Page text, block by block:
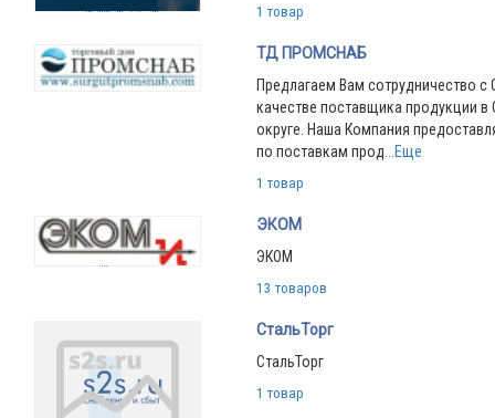
1 товар
ТД ПРОМСНАБ
Предлагаем Вам сотрудничество
качестве поставщика продукции
округе. Наша Компания
по поставкам прод ...Еще
1 товар
ЭКОМ
ЭКОМ
13 товаров
СтальТорг
СтальТорг
1 товар